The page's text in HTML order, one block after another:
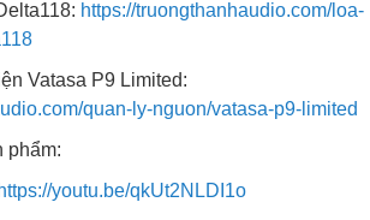
https://truongthanhaudio.com/loa-
Vatasa P9 Limited:
quan-ly-nguon/vatasa-p9-limited
phẩm:
https://youtu.be/qkUt2NLDI1o